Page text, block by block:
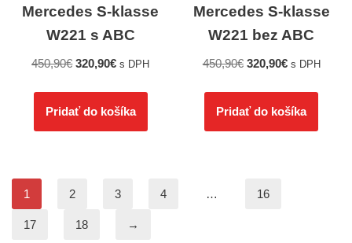
Mercedes S-klasse
W221 s ABC
450,90€ 320,90€ s DPH
Pridať do košíka
Mercedes S-klasse
W221 bez ABC
450,90€ 320,90€ s DPH
Pridať do košíka
1 2 3 4 … 16
17 18 →